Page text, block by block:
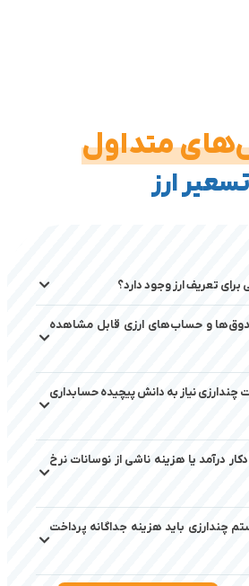
متداول
تسعیر ارز
تعریف ارز وجود دارد؟
و حساب‌های ارزی قابل مشاهده
چندارزی نیاز به دانش پیچیده حسابداری
درآمد یا هزینه ناشی از نوسانات نرخ
چندارزی باید هزینه جداگانه پرداخت